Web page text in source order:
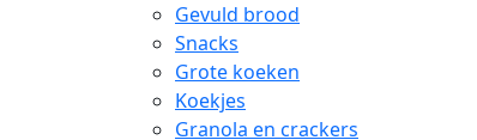
Gevuld brood
Snacks
Grote koeken
Koekjes
Granola en crackers